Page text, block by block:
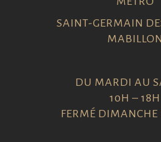
SAINT-GERMAIN
MABILLON
DU MARDI AU
10H – 18H
FERMÉ DIMANCHE